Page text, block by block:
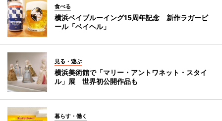
食べる
横浜ベイブルーイング15周年記念 新作ラガービ
ール「ベイヘル」
見る・遊ぶ
横浜美術館で「マリー・アントワネット・スタイ
ル」展 世界初公開作品も
暮らす・働く